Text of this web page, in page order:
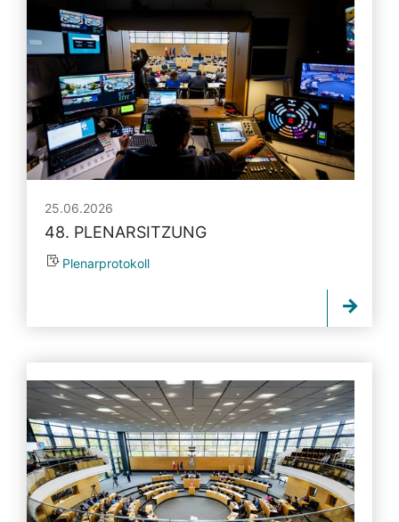
25.06.2026
48. PLENARSITZUNG
Plenarprotokoll